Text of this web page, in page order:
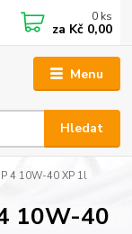
Menu
Hledat
0 ks
za Kč 0,00
4 10W-40 XP 1l
10W-40